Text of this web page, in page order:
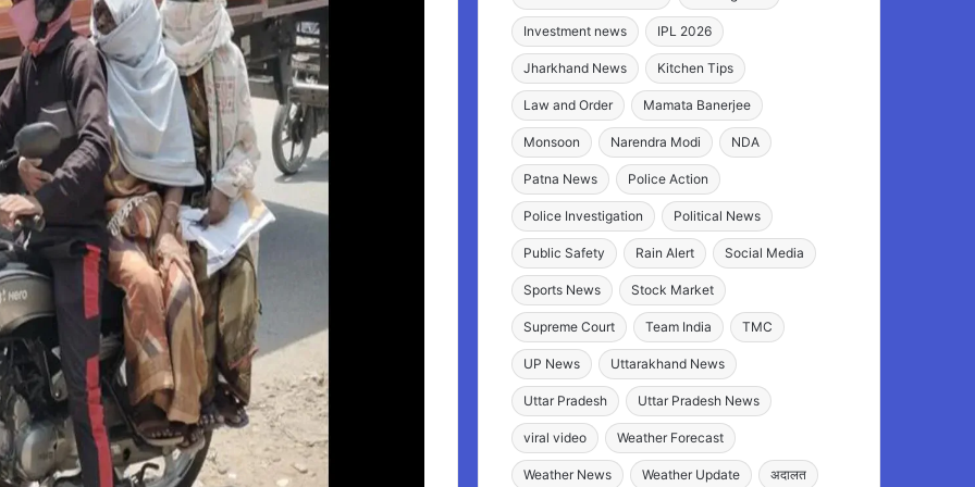
Investment news IPL 2026
Jharkhand News Kitchen Tips
Law and Order Mamata Banerjee
Monsoon Narendra Modi NDA
Patna News Police Action
Police Investigation Political News
Public Safety Rain Alert Social Media
Sports News Stock Market
Supreme Court Team India TMC
UP News Uttarakhand News
Uttar Pradesh Uttar Pradesh News
viral video Weather Forecast
Weather News Weather Update अदालत